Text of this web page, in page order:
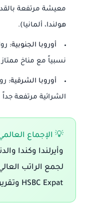
معيشة مرتفعة
هولندا، ألمانيا).
أوروبا الجنوبية:
نسبياً مع مناخ ممتاز
أوروبا الشرقية:
الشرائية مرتفعة جداً
💡 الإجماع العالمي
وأيرلندا وكندا
لجمع الراتب
HSBC Expat وتقرير Mercer السنوي.